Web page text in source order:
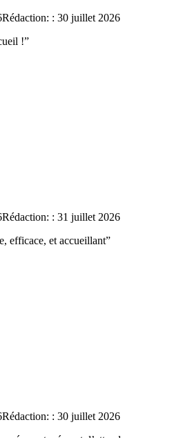
Rédaction: : 30 juillet 2026
!”
Rédaction: : 31 juillet 2026
efficace, et accueillant”
Rédaction: : 30 juillet 2026